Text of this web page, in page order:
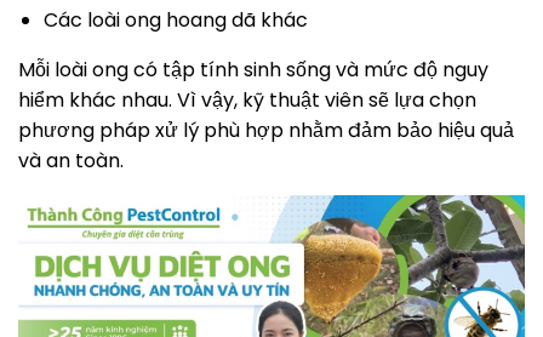
Các loài ong hoang dã khác
Mỗi loài ong có tập tính sinh sống và mức độ nguy
hiểm khác nhau. Vì vậy, kỹ thuật viên sẽ lựa chọn
phương pháp xử lý phù hợp nhằm đảm bảo hiệu quả
và an toàn.